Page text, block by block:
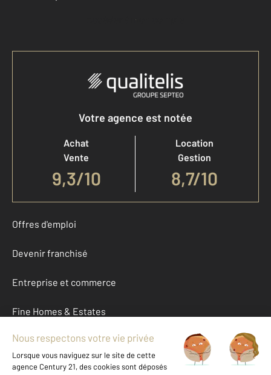
Accéder à mon compte
Votre agence est notée
Achat
Vente
9,3/10
Location
Gestion
8,7/10
Offres d'emploi
Devenir franchisé
Entreprise et commerce
Fine Homes & Estates
À propos
International